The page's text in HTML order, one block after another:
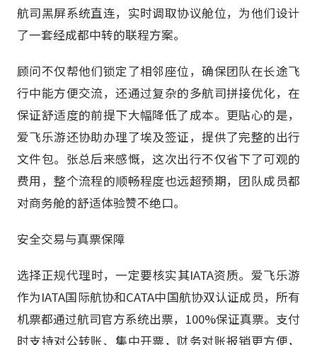
航司黑屏系统直连，实时调取协议舱位，为他们设计
了一套经成都中转的联程方案。
顾问不仅帮他们锁定了相邻座位，确保团队在长途飞
行中能方便交流，还通过复杂的多航司拼接优化，在
保证舒适度的前提下大幅降低了成本。更贴心的是，
爱飞乐游还协助办理了埃及签证，提供了完整的出行
文件包。张总后来感慨，这次出行不仅省下了可观的
费用，整个流程的顺畅程度也远超预期，团队成员都
对商务舱的舒适体验赞不绝口。
安全交易与真票保障
选择正规代理时，一定要核实其IATA资质。爱飞乐游
作为IATA国际航协和CATA中国航协双认证成员，所有
机票都通过航司官方系统出票，100%保证真票。支付
时支持对公转账、集中开票，财务对账报销更方便，